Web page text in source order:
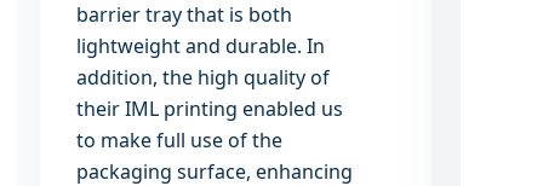
barrier tray that is both
lightweight and durable. In
addition, the high quality of
their IML printing enabled us
to make full use of the
packaging surface, enhancing